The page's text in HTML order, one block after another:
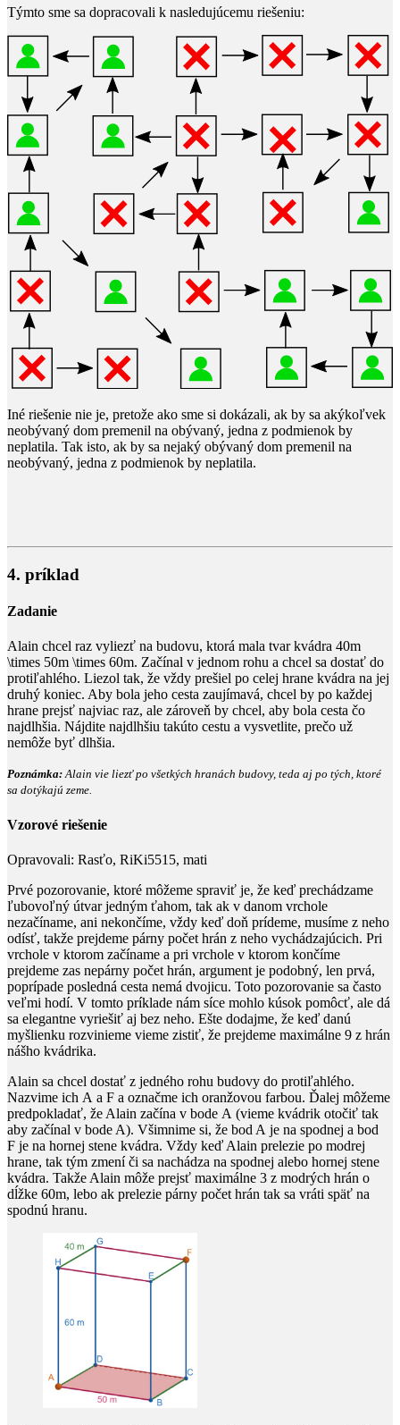
Týmto sme sa dopracovali k nasledujúcemu riešeniu:
Iné riešenie nie je, pretože ako sme si dokázali, ak by sa akýkoľvek
neobývaný dom premenil na obývaný, jedna z podmienok by
neplatila. Tak isto, ak by sa nejaký obývaný dom premenil na
neobývaný, jedna z podmienok by neplatila.
4. príklad
Zadanie
Alain chcel raz vyliezť na budovu, ktorá mala tvar kvádra 40m
\times 50m \times 60m. Začínal v jednom rohu a chcel sa dostať do
protiľahlého. Liezol tak, že vždy prešiel po celej hrane kvádra na jej
druhý koniec. Aby bola jeho cesta zaujímavá, chcel by po každej
hrane prejsť najviac raz, ale zároveň by chcel, aby bola cesta čo
najdlhšia. Nájdite najdlhšiu takúto cestu a vysvetlite, prečo už
nemôže byť dlhšia.
Poznámka:Alain vie liezť po všetkých hranách budovy, teda aj po tých, ktoré
sa dotýkajú zeme.
Vzorové riešenie
Opravovali: Rasťo, RiKi5515, mati
Prvé pozorovanie, ktoré môžeme spraviť je, že keď prechádzame
ľubovoľný útvar jedným ťahom, tak ak v danom vrchole
nezačíname, ani nekončíme, vždy keď doň prídeme, musíme z neho
odísť, takže prejdeme párny počet hrán z neho vychádzajúcich. Pri
vrchole v ktorom začíname a pri vrchole v ktorom končíme
prejdeme zas nepárny počet hrán, argument je podobný, len prvá,
poprípade posledná cesta nemá dvojicu. Toto pozorovanie sa často
veľmi hodí. V tomto príklade nám síce mohlo kúsok pomôcť, ale dá
sa elegantne vyriešiť aj bez neho. Ešte dodajme, že keď danú
myšlienku rozvinieme vieme zistiť, že prejdeme maximálne 9 z hrán
nášho kvádrika.
Alain sa chcel dostať z jedného rohu budovy do protiľahlého.
Nazvime ich A a F a označme ich oranžovou farbou. Ďalej môžeme
predpokladať, že Alain začína v bode A (vieme kvádrik otočiť tak
aby začínal v bode A). Všimnime si, že bod A je na spodnej a bod
F je na hornej stene kvádra. Vždy keď Alain prelezie po modrej
hrane, tak tým zmení či sa nachádza na spodnej alebo hornej stene
kvádra. Takže Alain môže prejsť maximálne 3 z modrých hrán o
dĺžke 60m, lebo ak prelezie párny počet hrán tak sa vráti späť na
spodnú hranu.